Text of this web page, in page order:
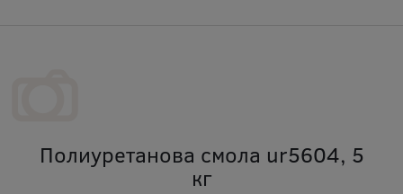
Полиуретанова смола ur5604, 5
кг